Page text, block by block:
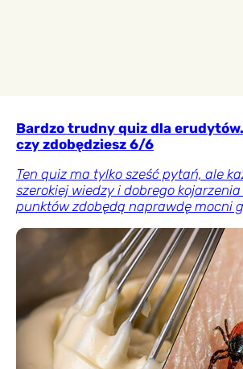
Bardzo trudny quiz dla
czy zdobędziesz 6/6
Ten quiz ma tylko sześć pytań, ale
szerokiej wiedzy i dobrego
punktów zdobędą naprawdę mocni